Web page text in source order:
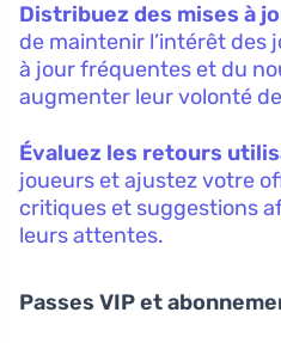
Distribuez des mises à
de maintenir l’intérêt des
à jour fréquentes et du
augmenter leur volonté
Évaluez les retours
joueurs et ajustez votre
critiques et suggestions
leurs attentes.
Passes VIP et